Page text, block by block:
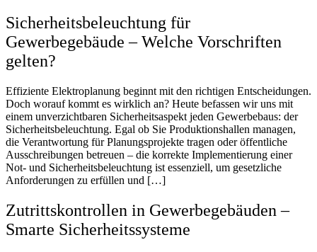
Sicherheitsbeleuchtung für
Gewerbegebäude – Welche Vorschriften
gelten?
Effiziente Elektroplanung beginnt mit den richtigen Entscheidungen.
Doch worauf kommt es wirklich an? Heute befassen wir uns mit
einem unverzichtbaren Sicherheitsaspekt jeden Gewerbebaus: der
Sicherheitsbeleuchtung. Egal ob Sie Produktionshallen managen,
die Verantwortung für Planungsprojekte tragen oder öffentliche
Ausschreibungen betreuen – die korrekte Implementierung einer
Not- und Sicherheitsbeleuchtung ist essenziell, um gesetzliche
Anforderungen zu erfüllen und […]
Zutrittskontrollen in Gewerbegebäuden –
Smarte Sicherheitssysteme